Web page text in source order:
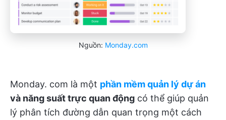
Nguồn: Monday.com
Monday. com là một phần mềm quản lý dự án
và năng suất trực quan động có thể giúp quản
lý phân tích đường dẫn quan trọng một cách